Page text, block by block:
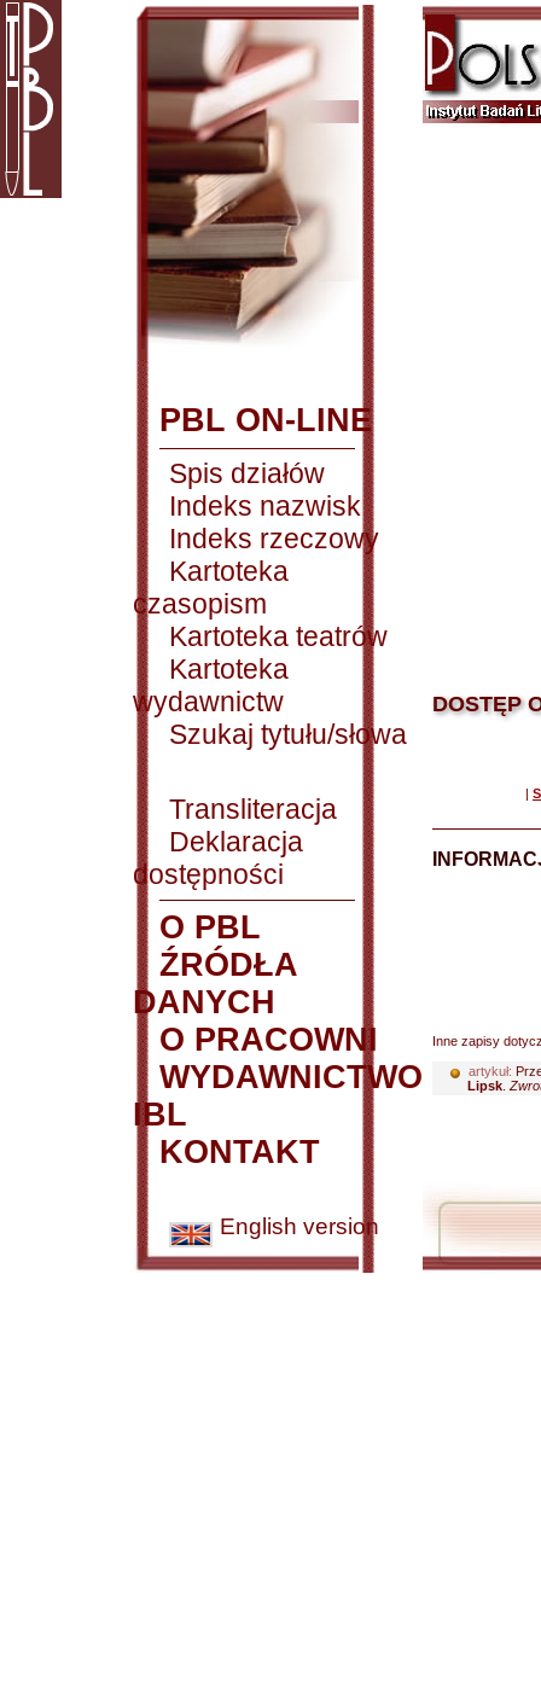
PBL ON-LINE
Spis działów
Indeks nazwisk
Indeks rzeczowy
Kartoteka
czasopism
Kartoteka teatrów
Kartoteka
wydawnictw
Szukaj tytułu/słowa
Transliteracja
Deklaracja
dostępności
O PBL
ŹRÓDŁA
DANYCH
O PRACOWNI
WYDAWNICTWO
IBL
KONTAKT
English version
DOSTĘP
|
Inne zapisy
artykuł:
Lipsk